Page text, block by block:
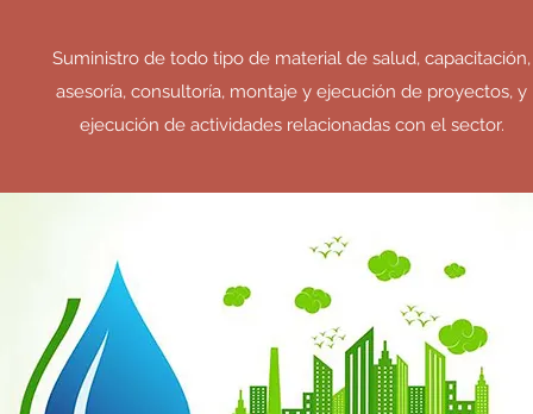
Suministro de todo tipo de material de salud, capacitación,
asesoría, consultoría, montaje y ejecución de proyectos, y
ejecución de actividades relacionadas con el sector.